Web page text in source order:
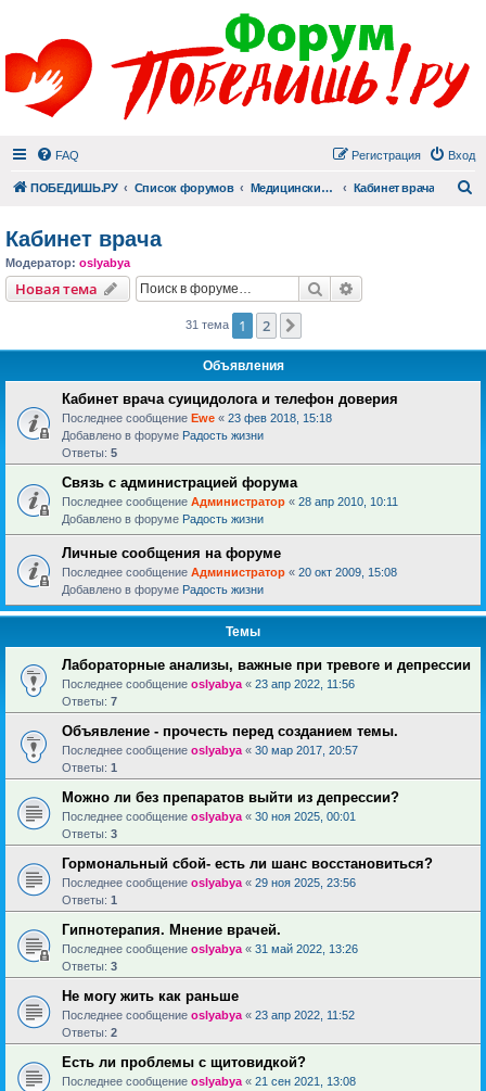
FAQ Вход
Регистрация
ПОБЕДИШЬ.РУ Список форумов Медицинский раздел Кабинет врача
Кабинет врача
Модератор: oslyabya
Новая тема Поиск
31 тема 1 2
Объявления
Кабинет врача суицидолога и телефон доверия
Последнее сообщение Ewe « 23 фев 2018, 15:18
Добавлено в форуме Радость жизни
Ответы: 5
Связь с администрацией форума
Последнее сообщение Администратор « 28 апр 2010, 10:11
Добавлено в форуме Радость жизни
Личные сообщения на форуме
Последнее сообщение Администратор « 20 окт 2009, 15:08
Добавлено в форуме Радость жизни
Темы
Лабораторные анализы, важные при тревоге и депрессии
Последнее сообщение oslyabya « 23 апр 2022, 11:56
Ответы: 7
Объявление - прочесть перед созданием темы.
Последнее сообщение oslyabya « 30 мар 2017, 20:57
Ответы: 1
Можно ли без препаратов выйти из депрессии?
Последнее сообщение oslyabya « 30 ноя 2025, 00:01
Ответы: 3
Гормональный сбой- есть ли шанс восстановиться?
Последнее сообщение oslyabya « 29 ноя 2025, 23:56
Ответы: 1
Гипнотерапия. Мнение врачей.
Последнее сообщение oslyabya « 31 май 2022, 13:26
Ответы: 3
Не могу жить как раньше
Последнее сообщение oslyabya « 23 апр 2022, 11:52
Ответы: 2
Есть ли проблемы с щитовидкой?
Последнее сообщение oslyabya « 21 сен 2021, 13:08